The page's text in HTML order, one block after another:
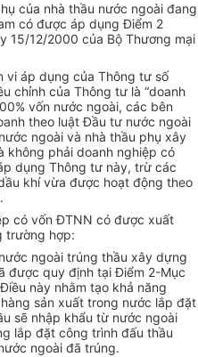
của nhà thầu nước ngoài đang
có được áp dụng Điểm 2
15/12/2000 của Bộ Thương mại
vi áp dụng của Thông tư số
chỉnh của Thông tư là “doanh
vốn nước ngoài, các bên
theo luật Đầu tư nước ngoài
ngoài và nhà thầu phụ xây
không phải doanh nghiệp có
dụng Thông tư này, trừ các
khí vừa được hoạt động theo
có vốn ĐTNN có được xuất
trường hợp:
ngoài trúng thầu xây dựng
được quy định tại Điểm 2-Mục
này nhằm tạo khả năng
sản xuất trong nước lắp đặt
sẽ nhập khẩu từ nước ngoài
lắp đặt công trình đấu thầu
ngoài đã trúng.